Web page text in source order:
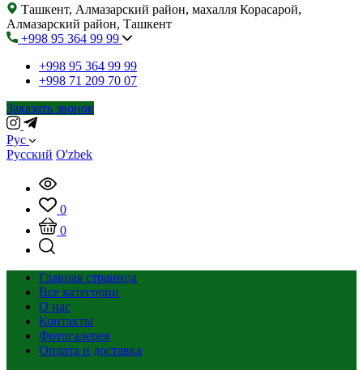
Ташкент, Алмазарский район, махалля Корасарой,
Алмазарский район, Ташкент
+998 95 364 99 99
+998 95 364 99 99
+998 71 209 70 07
Заказать звонок
Рус
Русский O'zbek
0
0
Главная страница
Все категории
О нас
Контакты
Фотогалерея
Оплата и доставка